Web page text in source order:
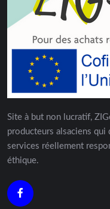
Site à but non lucratif,
producteurs alsaciens
services réellement
éthique.